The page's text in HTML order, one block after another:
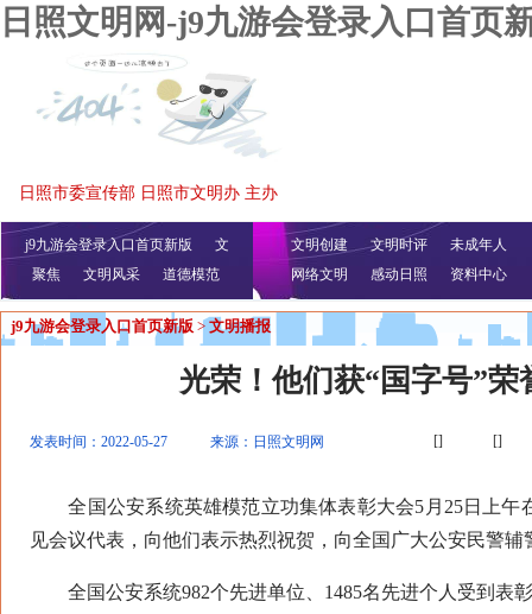
日照文明网-j9九游会登录入口首页
日照市委宣传部 日照市文明办 主办
j9九游会登录入口首页新版
文
明播报
公益视频
聚焦 文明风采 道德模范
文明创建 文明时评
未成年人
网络文明
感动日照 资料中心
j9九游会登录入口首页新版 > 文明播报
光荣！他们获“国字号”荣
发表时间：2022-05-27 来源：日照文明网 [] []
全国公安系统英雄模范立功集体表彰大会5月25日上午
见会议代表，向他们表示热烈祝贺，向全国广大公安民警辅
全国公安系统982个先进单位、1485名先进个人受到表